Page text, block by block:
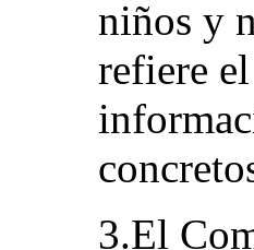
niños y
refiere
3.El